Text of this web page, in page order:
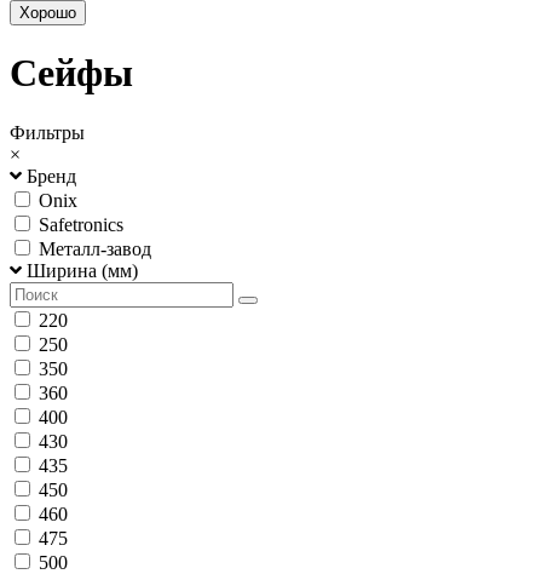
Хорошо
Сейфы
Фильтры
×
Бренд
Onix
Safetronics
Металл-завод
Ширина (мм)
220
250
350
360
400
430
435
450
460
475
500